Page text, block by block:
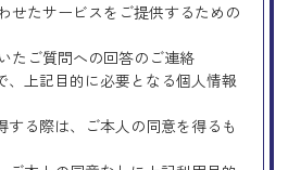
せたサービスをご提供するための
たご質問への回答のご連絡
、上記目的に必要となる個人情報
する際は、ご本人の同意を得るも